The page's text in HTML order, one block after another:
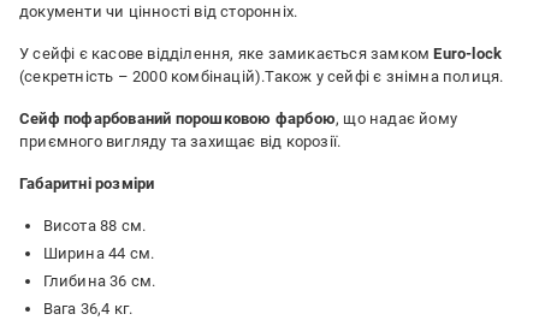
документи чи цінності від сторонніх.
У сейфі є касове відділення, яке замикається замкомEuro-lock
(секретність – 2000 комбінацій).Також у сейфі є знімна полиця.
Сейф пофарбований порошковою фарбою, що надає йому
приємного вигляду та захищає від корозії.
Габаритні розміри
Висота 88 см.
Ширина 44 см.
Глибина 36 см.
Вага 36,4 кг.